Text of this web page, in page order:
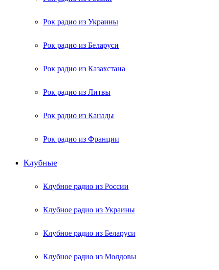
Рок радио из Украины
Рок радио из Беларуси
Рок радио из Казахстана
Рок радио из Литвы
Рок радио из Канады
Рок радио из Франции
Клубные
Клубное радио из России
Клубное радио из Украины
Клубное радио из Беларуси
Клубное радио из Молдовы